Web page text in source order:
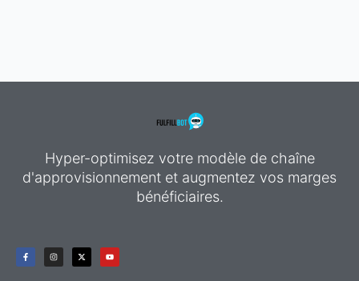
Hyper-optimisez votre modèle de chaîne
d'approvisionnement et augmentez vos marges
bénéficiaires.
F
a
c
I
n
s
X
-
t
Y
o
u